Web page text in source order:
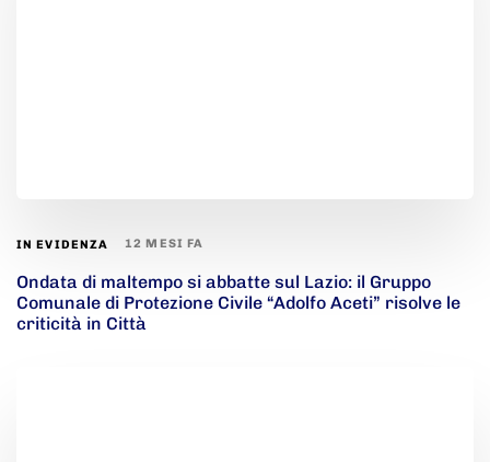
IN EVIDENZA 12 MESI FA
Ondata di maltempo si abbatte sul Lazio: il Gruppo
Comunale di Protezione Civile “Adolfo Aceti” risolve le
criticità in Città